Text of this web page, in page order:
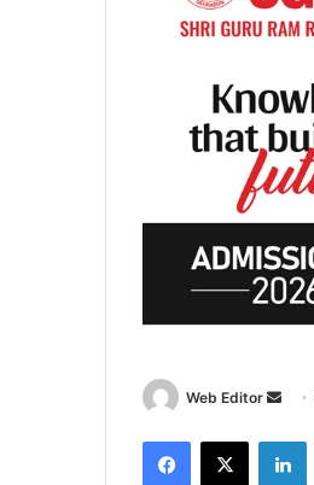
Web Editor